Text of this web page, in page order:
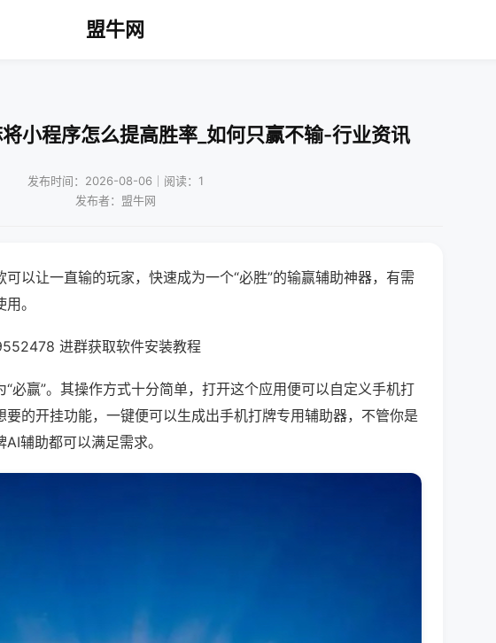
盟牛网
小程序怎么提高胜率_如何只赢不输-行业资讯
发布时间：2026-08-06｜阅读：1
发布者：盟牛网
以让一直输的玩家，快速成为一个“必胜”的输赢辅助神器，有需
。
进群获取软件安装教程
必赢”。其操作方式十分简单，打开这个应用便可以自定义手机打
的开挂功能，一键便可以生成出手机打牌专用辅助器，不管你是
辅助都可以满足需求。